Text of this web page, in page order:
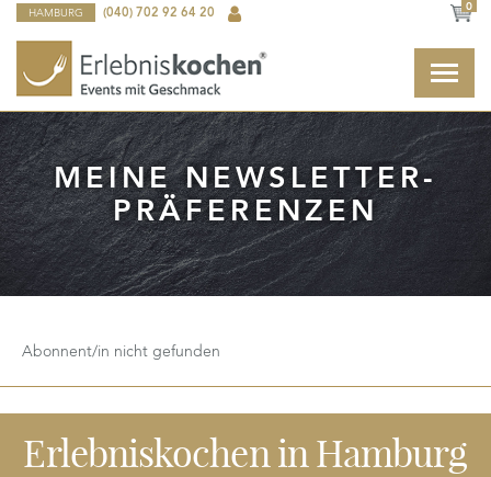
HAMBURG (040) 702 92 64 20
0
MEINE NEWSLETTER-
PRÄFERENZEN
Abonnent/in nicht gefunden
Erlebniskochenin Hamburg